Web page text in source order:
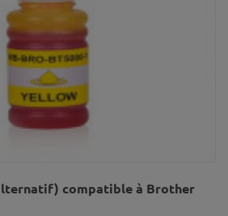
compatible à Brother